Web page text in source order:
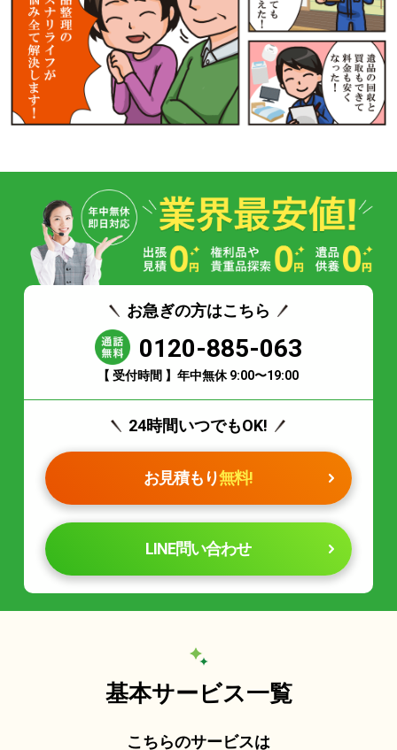
お急ぎの方はこちら
0120-885-063
【 受付時間 】年中無休 9:00〜19:00
24時間いつでもOK!
お見積もり無料!
LINE問い合わせ
基本サービス一覧
こちらのサービスは